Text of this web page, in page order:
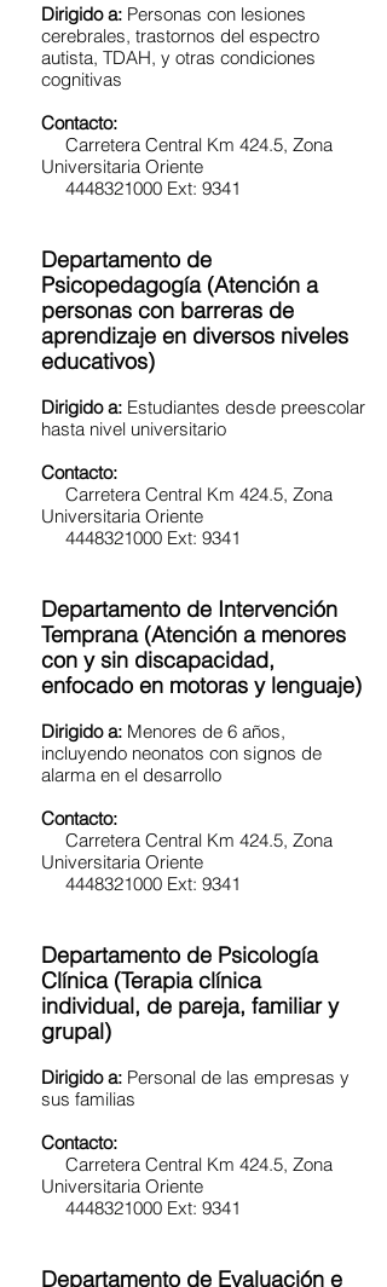
Dirigido a: Personas con lesiones
cerebrales, trastornos del espectro
autista, TDAH, y otras condiciones
cognitivas
Contacto:
Carretera Central Km 424.5, Zona
Universitaria Oriente
4448321000 Ext: 9341
Departamento de
Psicopedagogía (Atención a
personas con barreras de
aprendizaje en diversos niveles
educativos)
Dirigido a: Estudiantes desde preescolar
hasta nivel universitario
Contacto:
Carretera Central Km 424.5, Zona
Universitaria Oriente
4448321000 Ext: 9341
Departamento de Intervención
Temprana (Atención a menores
con y sin discapacidad,
enfocado en motoras y lenguaje)
Dirigido a: Menores de 6 años,
incluyendo neonatos con signos de
alarma en el desarrollo
Contacto:
Carretera Central Km 424.5, Zona
Universitaria Oriente
4448321000 Ext: 9341
Departamento de Psicología
Clínica (Terapia clínica
individual, de pareja, familiar y
grupal)
Dirigido a: Personal de las empresas y
sus familias
Contacto:
Carretera Central Km 424.5, Zona
Universitaria Oriente
4448321000 Ext: 9341
Departamento de Evaluación e